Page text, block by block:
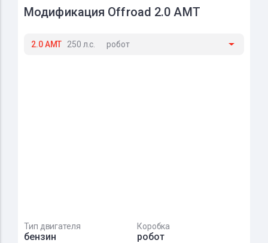
Модификация Offroad 2.0 AMT
2.0 AMT 250 л.с. робот
Тип двигателя
бензин
Коробка
робот